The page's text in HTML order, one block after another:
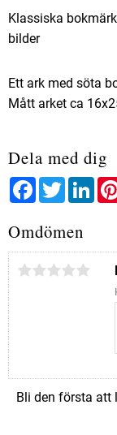
Klassiska
bilder
Ett ark med söta
Mått arket ca
Dela med dig
FacebookTwitter
Omdömen
Bli den första att